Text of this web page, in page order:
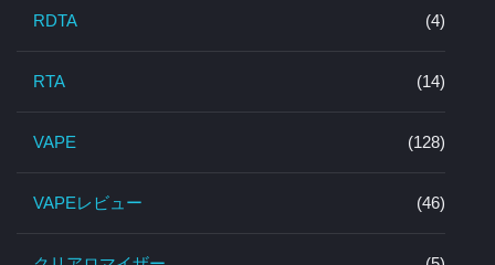
RDTA (4)
RTA (14)
VAPE (128)
VAPEレビュー (46)